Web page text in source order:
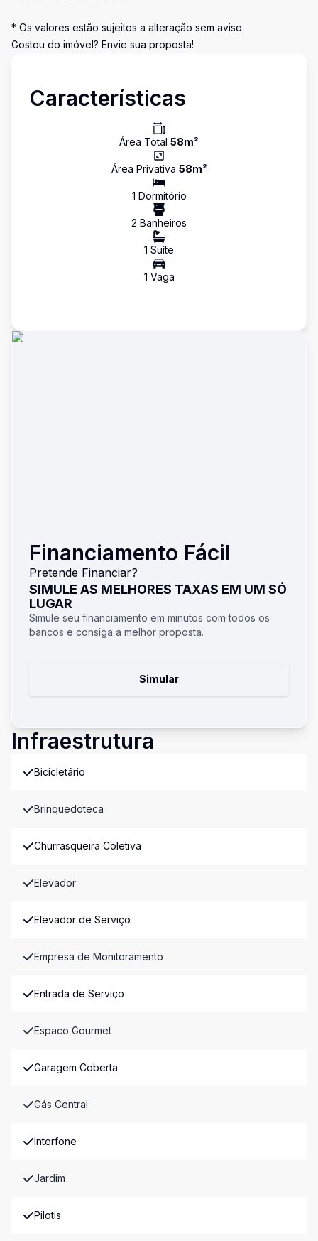
* Os valores estão sujeitos a alteração sem aviso.
Gostou do imóvel? Envie sua proposta!
Características
Área Total 58m²
Área Privativa 58m²
1 Dormitório
2 Banheiros
1 Suíte
1 Vaga
Financiamento Fácil
Pretende Financiar?
SIMULE AS MELHORES TAXAS EM UM SÓ
LUGAR
Simule seu financiamento em minutos com todos os
bancos e consiga a melhor proposta.
Simular
Infraestrutura
Bicicletário
Brinquedoteca
Churrasqueira Coletiva
Elevador
Elevador de Serviço
Empresa de Monitoramento
Entrada de Serviço
Espaco Gourmet
Garagem Coberta
Gás Central
Interfone
Jardim
Pilotis